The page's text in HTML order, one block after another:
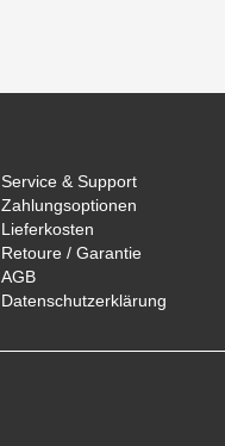
Service & Support
Zahlungsoptionen
Lieferkosten
Retoure / Garantie
AGB
Datenschutzerklärung